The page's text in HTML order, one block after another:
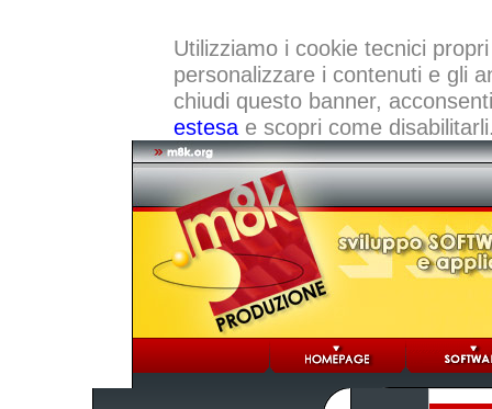
Utilizziamo i cookie tecnici
personalizzare i contenuti e gli
chiudi questo banner,
estesae scopri come